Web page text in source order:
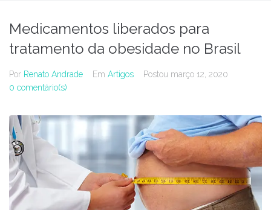
Medicamentos liberados para
tratamento da obesidade no Brasil
Por Renato Andrade Em Artigos Postou março 12, 2020
0 comentário(s)